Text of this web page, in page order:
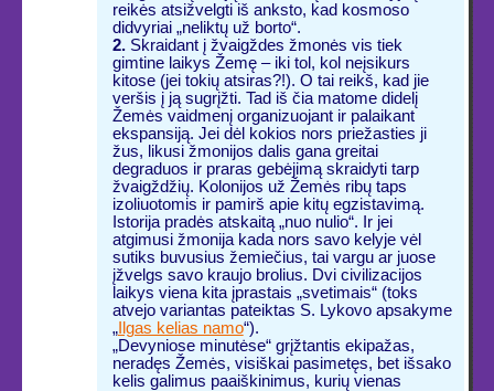
reikės atsižvelgti iš anksto, kad kosmoso
didvyriai „neliktų už borto“.
2.Skraidant į žvaigždes žmonės vis tiek
gimtine laikys Žemę – iki tol, kol neįsikurs
kitose (jei tokių atsiras?!). O tai reikš, kad jie
veršis į ją sugrįžti. Tad iš čia matome didelį
Žemės vaidmenį organizuojant ir palaikant
ekspansiją. Jei dėl kokios nors priežasties ji
žus, likusi žmonijos dalis gana greitai
degraduos ir praras gebėjimą skraidyti tarp
žvaigždžių. Kolonijos už Žemės ribų taps
izoliuotomis ir pamirš apie kitų egzistavimą.
Istorija pradės atskaitą „nuo nulio“. Ir jei
atgimusi žmonija kada nors savo kelyje vėl
sutiks buvusius žemiečius, tai vargu ar juose
įžvelgs savo kraujo brolius. Dvi civilizacijos
laikys viena kita įprastais „svetimais“ (toks
atvejo variantas pateiktas S. Lykovo apsakyme
„Ilgas kelias namo“).
„Devyniose minutėse“ grįžtantis ekipažas,
neradęs Žemės, visiškai pasimetęs, bet išsako
kelis galimus paaiškinimus, kurių vienas